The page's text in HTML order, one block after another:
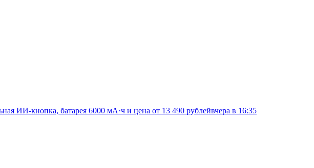
ИИ-кнопка, батарея 6000 мА·ч и цена от 13 490 рублейвчера в 16:35